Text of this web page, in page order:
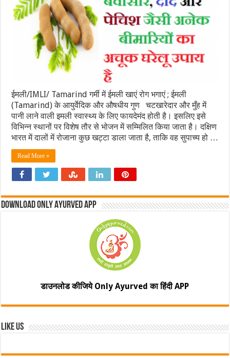
ईमली/IMLI/ Tamarind गर्मी में ईमली खाएं रोग भगाएं ; ईमली
(Tamarind) के आयुर्वेदिक और औषधीय गुण चटखारेदार और मुँह में
पानी लाने वाली इमली स्वास्थ्य के लिए फायदेमंद होती है। इसलिए इसे
विभिन्न स्थानों पर विशेष तौर से भोजन में सम्मिलित किया जाता है। दक्षिण
भारत में दालों में रोजाना कुछ खट्टा डाला जाता है, ताकि वह सुपाच्य हो …
Read More »
Download Only Ayurved App
डाउनलोड कीजिये Only Ayurved का हिंदी APP
Like Us